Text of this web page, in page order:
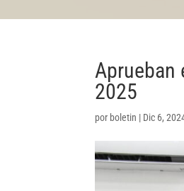
Aprueban
2025
por boletin | Dic 6,